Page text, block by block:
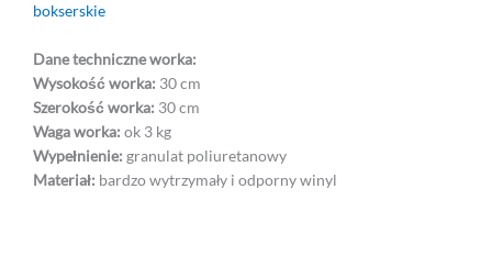
bokserskie
Dane techniczne worka:
Wysokość worka: 30 cm
Szerokość worka: 30 cm
Waga worka: ok 3 kg
Wypełnienie: granulat poliuretanowy
Materiał: bardzo wytrzymały i odporny winyl